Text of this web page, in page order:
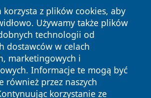
korzysta z plików cookies, aby
Używamy także plików
technologii od
dostawców w celach
marketingowych i
Informacje te mogą być
również przez naszych
korzystanie ze
Wszystkie prawa